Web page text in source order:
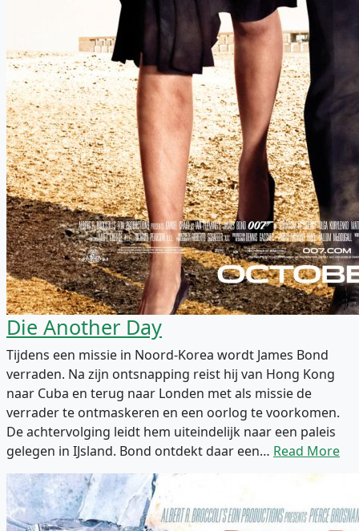
Die Another Day
Tijdens een missie in Noord-Korea wordt James Bond
verraden. Na zijn ontsnapping reist hij van Hong Kong
naar Cuba en terug naar Londen met als missie de
verrader te ontmaskeren en een oorlog te voorkomen.
De achtervolging leidt hem uiteindelijk naar een paleis
gelegen in IJsland. Bond ontdekt daar een… Read More